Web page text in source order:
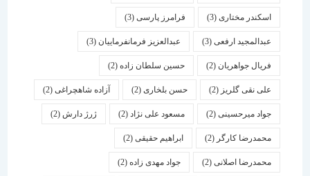
اسكندر مختاری (3) فرامرز پارسی(3)
عبدالمجید ارفعی(3) عبدالعزیز فرمانفرماییان(3)
فریال جواهریان(2) حسین سلطان زاده(2)
علی نقی گلریز(2) حسن بلخاری(2) آزاده شاهچراغی(2)
جواد میرحسینی(2) مسعود علی نژاد(2) ژرژ دارش (2)
محمدرضا کارگر(2) ابراهیم حقیقی(2)
محمدرضا اصلانی(2) جواد مهدی زاده(2)